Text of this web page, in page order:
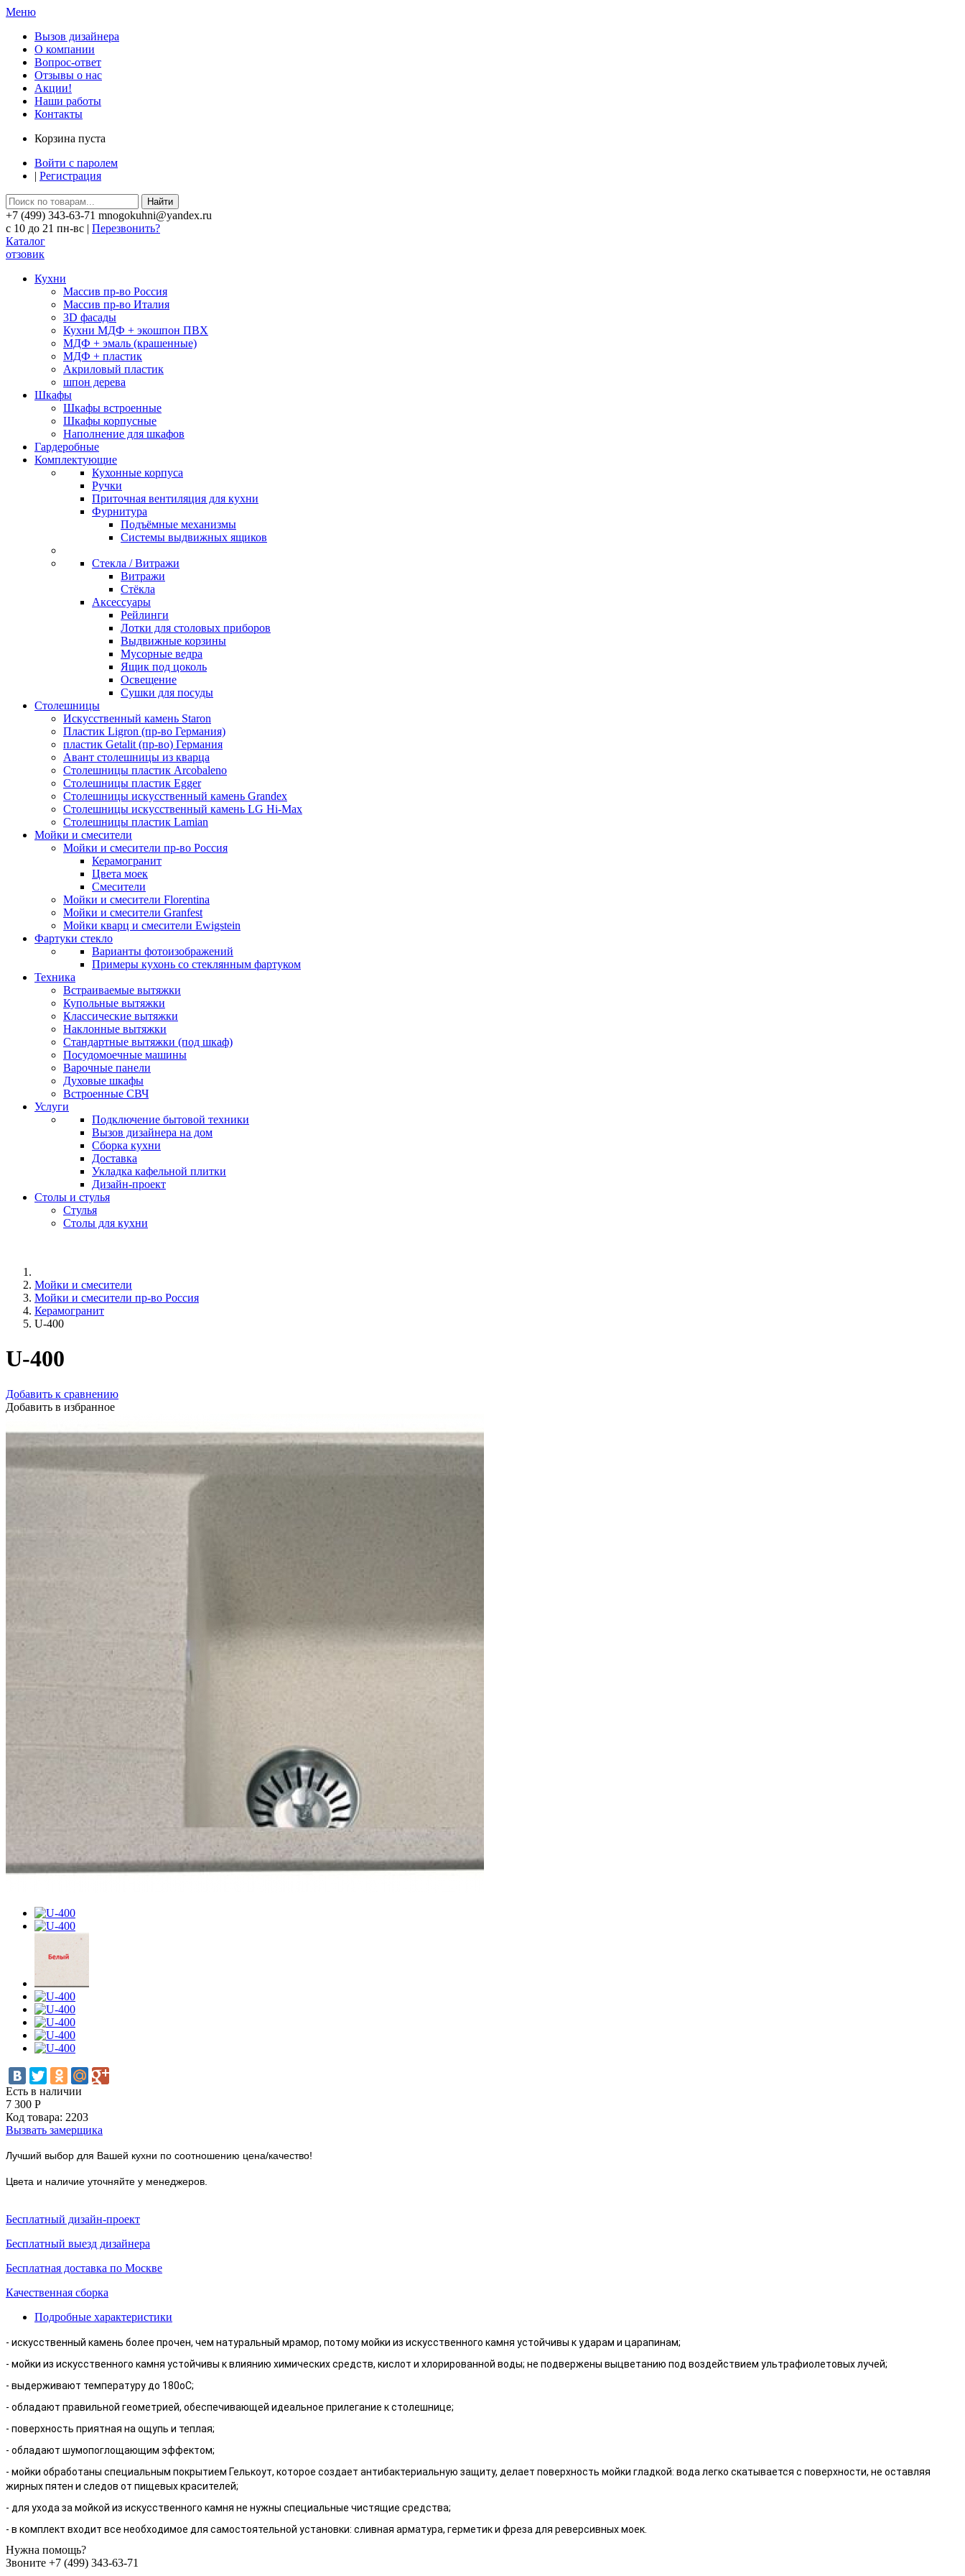
Меню
Вызов дизайнера
О компании
Вопрос-ответ
Отзывы о нас
Акции!
Наши работы
Контакты
Корзина пуста
Войти с паролем
| Регистрация
Найти
+7 (499) 343-63-71 mnogokuhni@yandex.ru
c 10 до 21 пн-вс | Перезвонить?
Каталог
отзовик
Кухни
Массив пр-во Россия
Массив пр-во Италия
3D фасады
Кухни МДФ + экошпон ПВХ
МДФ + эмаль (крашенные)
МДФ + пластик
Акриловый пластик
шпон дерева
Шкафы
Шкафы встроенные
Шкафы корпусные
Наполнение для шкафов
Гардеробные
Комплектующие
Кухонные корпуса
Ручки
Приточная вентиляция для кухни
Фурнитура
Подъёмные механизмы
Системы выдвижных ящиков
Стекла / Витражи
Витражи
Стёкла
Аксессуары
Рейлинги
Лотки для столовых приборов
Выдвижные корзины
Мусорные ведра
Ящик под цоколь
Освещение
Сушки для посуды
Столешницы
Искусственный камень Staron
Пластик Ligron (пр-во Германия)
пластик Getalit (пр-во) Германия
Авант столешницы из кварца
Столешницы пластик Arcobaleno
Столешницы пластик Egger
Столешницы искусственный камень Grandex
Столешницы искусственный камень LG Hi-Max
Столешницы пластик Lamian
Мойки и смесители
Мойки и смесители пр-во Россия
Керамогранит
Цвета моек
Смесители
Мойки и смесители Florentina
Мойки и смесители Granfest
Мойки кварц и смесители Ewigstein
Фартуки стекло
Варианты фотоизображений
Примеры кухонь со стеклянным фартуком
Техника
Встраиваемые вытяжки
Купольные вытяжки
Классические вытяжки
Наклонные вытяжки
Стандартные вытяжки (под шкаф)
Посудомоечные машины
Варочные панели
Духовые шкафы
Встроенные СВЧ
Услуги
Подключение бытовой техники
Вызов дизайнера на дом
Сборка кухни
Доставка
Укладка кафельной плитки
Дизайн-проект
Столы и стулья
Стулья
Столы для кухни
Мойки и смесители
Мойки и смесители пр-во Россия
Керамогранит
U-400
U-400
Добавить к сравнению
Добавить в избранное
Есть в наличии
7 300 Р
Код товара: 2203
Вызвать замерщика
Лучший выбор для Вашей кухни по соотношению цена/качество!
Цвета и наличие уточняйте у менеджеров.
Бесплатный дизайн-проект
Бесплатный выезд дизайнера
Бесплатная доставка по Москве
Качественная сборка
Подробные характеристики
- искусственный камень более прочен, чем натуральный мрамор, потому мойки из искусственного камня устойчивы к ударам и царапинам;
- мойки из искусственного камня устойчивы к влиянию химических средств, кислот и хлорированной воды; не подвержены выцветанию под воздействием ультрафиолетовых лучей;
- выдерживают температуру до 180оС;
- обладают правильной геометрией, обеспечивающей идеальное прилегание к столешнице;
- поверхность приятная на ощупь и теплая;
- обладают шумопоглощающим эффектом;
- мойки обработаны специальным покрытием Гелькоут, которое создает антибактериальную защиту, делает поверхность мойки гладкой: вода легко скатывается с поверхности, не оставляя
жирных пятен и следов от пищевых красителей;
- для ухода за мойкой из искусственного камня не нужны специальные чистящие средства;
- в комплект входит все необходимое для самостоятельной установки: сливная арматура, герметик и фреза для реверсивных моек.
Нужна помощь?
Звоните +7 (499) 343-63-71